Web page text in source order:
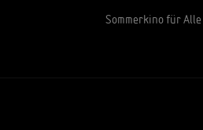
Sommerkino für Alle